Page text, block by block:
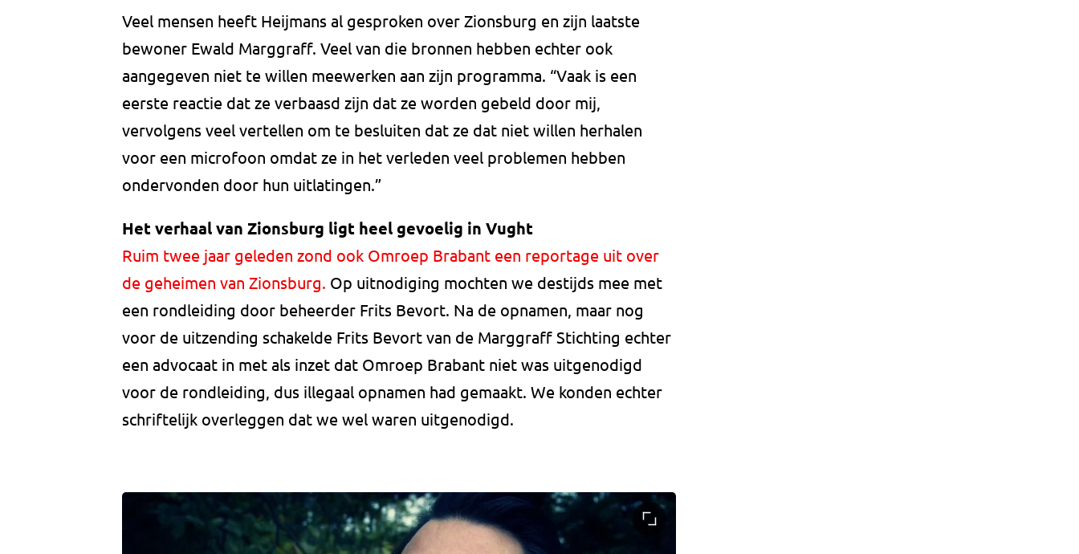
Veel mensen heeft Heijmans al gesproken over Zionsburg en zijn laatste
bewoner Ewald Marggraff. Veel van die bronnen hebben echter ook
aangegeven niet te willen meewerken aan zijn programma. “Vaak is een
eerste reactie dat ze verbaasd zijn dat ze worden gebeld door mij,
vervolgens veel vertellen om te besluiten dat ze dat niet willen herhalen
voor een microfoon omdat ze in het verleden veel problemen hebben
ondervonden door hun uitlatingen.”
Het verhaal van Zionsburg ligt heel gevoelig in Vught
Ruim twee jaar geleden zond ook Omroep Brabant een reportage uit over
de geheimen van Zionsburg. Op uitnodiging mochten we destijds mee met
een rondleiding door beheerder Frits Bevort. Na de opnamen, maar nog
voor de uitzending schakelde Frits Bevort van de Marggraff Stichting echter
een advocaat in met als inzet dat Omroep Brabant niet was uitgenodigd
voor de rondleiding, dus illegaal opnamen had gemaakt. We konden echter
schriftelijk overleggen dat we wel waren uitgenodigd.